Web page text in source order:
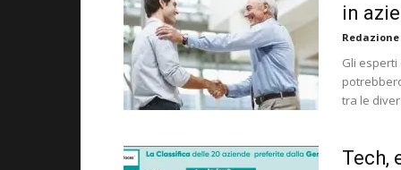
in
Gli
tra le
Tech,